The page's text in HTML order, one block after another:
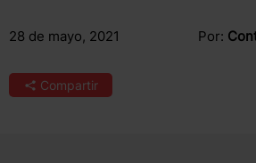
28 de mayo, 2021 Por:
Compartir